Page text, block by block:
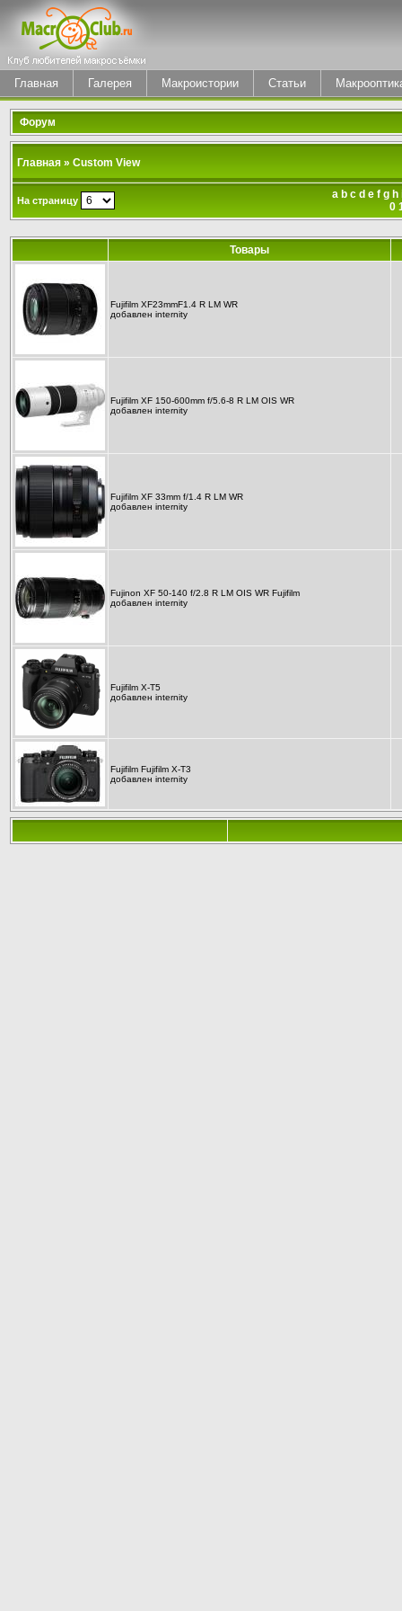
Главная Галерея Макроистории Статьи
Форум
Главная » Custom View
На страницу a b c d e f g h
0
Товары
Fujifilm XF23mmF1.4 R LM WR
добавлен internity
Fujifilm XF 150-600mm f/5.6-8 R LM OIS WR
добавлен internity
Fujifilm XF 33mm f/1.4 R LM WR
добавлен internity
Fujinon XF 50-140 f/2.8 R LM OIS WR Fujifilm
добавлен internity
Fujifilm X-T5
добавлен internity
Fujifilm Fujifilm X-T3
добавлен internity